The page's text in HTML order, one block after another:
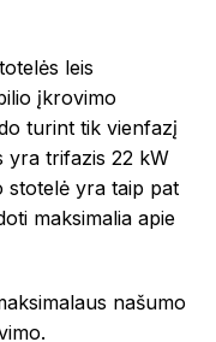
leis
įkrovimo
turint tik vienfazį
yra trifazis 22 kW
stotelė yra taip pat
maksimalia apie
našumo